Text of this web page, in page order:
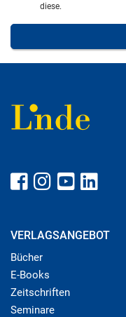
diese.
VERLAGSANGEBOT
Bücher
E-Books
Zeitschriften
Seminare